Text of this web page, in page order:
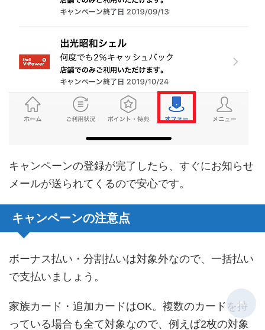
キャンペーンの登録が完了したら、すぐにお知らせ
メールが送られてくるので安心です。
キャンペーンの注意点
ボーナス払い・分割払いは対象外なので、一括払い
で支払いましょう。
家族カード・追加カードはOK。複数のカードを持
っている場合も全て対象なので、例えば2枚の対象